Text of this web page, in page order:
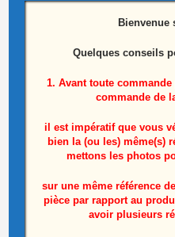
Nappe LVDS Télé
Ajouter
ÉPUISÉ
Bienvenue
Quelques conseils
1. Avant toute
commande de
il est impératif que vous
bien la (ou les) même(s)
mettons les photos
sur une même référence
pièce par rapport au
avoir plusieurs